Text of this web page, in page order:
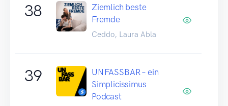
38
Ziemlich beste
Fremde
Ceddo, Laura Abla
39
UNFASSBAR – ein
Simplicissimus
Podcast